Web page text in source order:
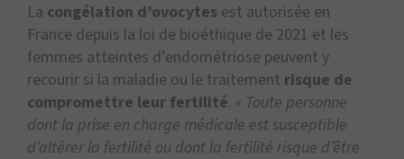
La congélation d’ovocytes est autorisée en
France depuis la loi de bioéthique de 2021 et les
femmes atteintes d’endométriose peuvent y
recourir si la maladie ou le traitement risque de
compromettre leur fertilité. « Toute personne
dont la prise en charge médicale est susceptible
d’altérer la fertilité ou dont la fertilité risque d’être